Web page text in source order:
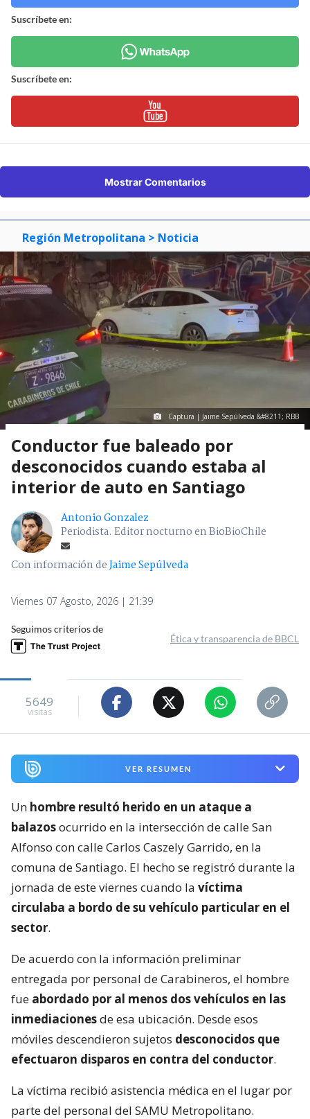
Suscríbete en:
Suscríbete en:
Mostrar Comentarios
Región Metropolitana > Noticia
Captura | Jaime Sepúlveda &#8211; RBB
Conductor fue baleado por
desconocidos cuando estaba al
interior de auto en Santiago
Antonio Gonzalez
Periodista. Editor nocturno en BioBioChile
Con información deJaime Sepúlveda
Viernes 07 Agosto, 2026 | 21:39
Seguimos criterios de
Ética y transparencia de BBCL
5649
visitas
VER RESUMEN
Un hombre resultó herido en un ataque a
balazosocurrido en la intersección de calle San
Alfonso con calle Carlos Caszely Garrido, en la
comuna de Santiago. El hecho se registró durante la
jornada de este viernes cuando la víctima
circulaba a bordo de su vehículo particular en el
sector.
De acuerdo con la información preliminar
entregada por personal de Carabineros, el hombre
fue abordado por al menos dos vehículos en las
inmediacionesde esa ubicación. Desde esos
móviles descendieron sujetos desconocidos que
efectuaron disparos en contra del conductor.
La víctima recibió asistencia médica en el lugar por
parte del personal del SAMU Metropolitano.